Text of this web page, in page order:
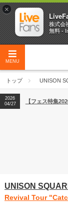
MENU
トップ UNISON
2026
04/27
2026
【ライブ動員ラ
2026
04/27
【フェス特集
UNISON
Revival Tour
×
株式会
無料 -